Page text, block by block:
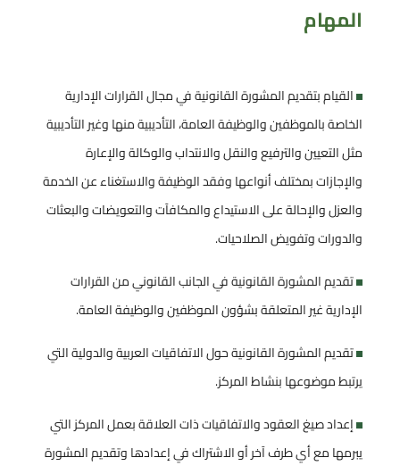
المهام
القيام بتقديم المشورة القانونية في مجال القرارات الإدارية
الخاصة بالموظفين والوظيفة العامة، التأديبية منها وغير التأديبية
مثل التعيين والترفيع والنقل والانتداب والوكالة والإعارة
والإجازات بمختلف أنواعها وفقد الوظيفة والاستغناء عن الخدمة
والعزل والإحالة على الاستيداع والمكافآت والتعويضات والبعثات
والدورات وتفويض الصلاحيات.
تقديم المشورة القانونية في الجانب القانوني من القرارات
الإدارية غير المتعلقة بشؤون الموظفين والوظيفة العامة.
تقديم المشورة القانونية حول الاتفاقيات العربية والدولية التي
يرتبط موضوعها بنشاط المركز.
إعداد صيغ العقود والاتفاقيات ذات العلاقة بعمل المركز التي
يبرمها مع أي طرف آخر أو الاشتراك في إعدادها وتقديم المشورة